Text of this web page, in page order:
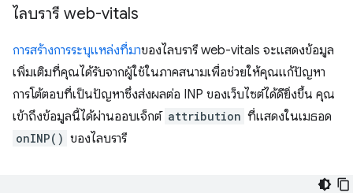
ไลบรารี web-vitals
การสร้างการระบุแหล่งที่มาของไลบรารี web-vitals จะแสดงข้อมูล
เพิ่มเติมที่คุณได้รับจากผู้ใช้ในภาคสนามเพื่อช่วยให้คุณแก้ปัญหา
การโต้ตอบที่เป็นปัญหาซึ่งส่งผลต่อ INP ของเว็บไซต์ได้ดียิ่งขึ้น คุณ
เข้าถึงข้อมูลนี้ได้ผ่านออบเจ็กต์ attribution ที่แสดงในเมธอด
onINP() ของไลบรารี